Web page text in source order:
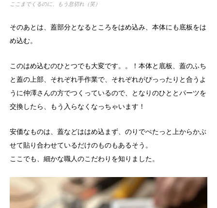
ここまでくるのに、もう息切れ（笑）
そのあとは、蓋部分となるところをはめ込み、本体にも底板をは
め込む。
このはめ込むのひとつでも大変です。。！本体と底板、蓋のふち
と蓋の上部、それぞれ手作業で、それぞれがぴっったりと合うよ
うに仲澤さんの方でつくっているので、となりのひととパーツを
交換したら、もう入らなくなっちゃいます！
安価なものは、蓋などははめ込まず、のりでぺたっと上からかぶ
せて貼り合わせているだけのものもあるそう。
ここでも、細かな職人のこだわりを知りました。